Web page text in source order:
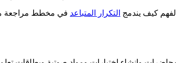
لفهم كيف يندمج التكرار المتباعد